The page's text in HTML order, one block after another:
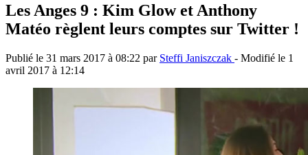
Les Anges 9 : Kim Glow et Anthony
Matéo règlent leurs comptes sur Twitter !
Publié le 31 mars 2017 à 08:22 par Steffi Janiszczak - Modifié le 1
avril 2017 à 12:14